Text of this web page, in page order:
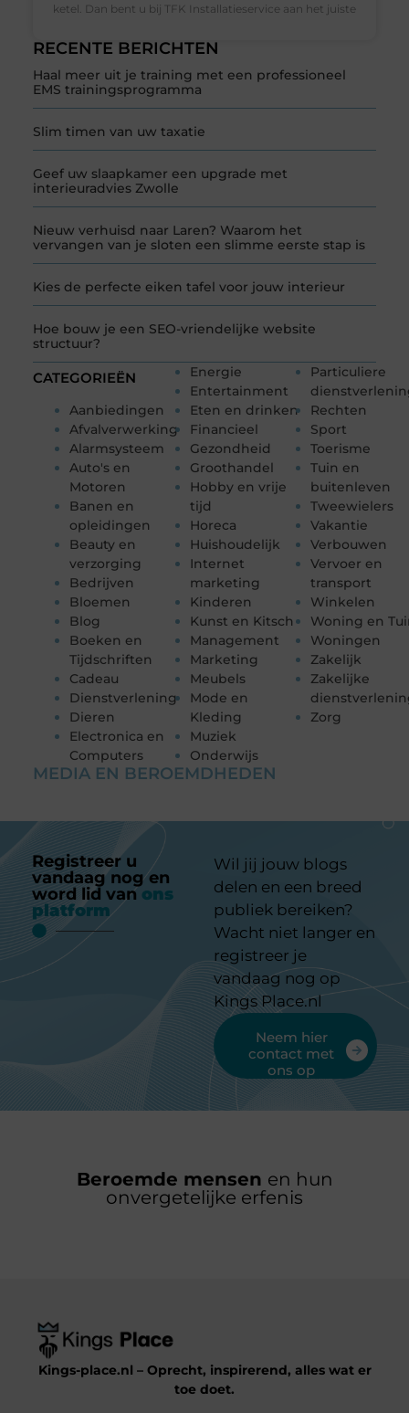
RECENTE BERICHTEN
Haal meer uit je training met een professioneel
EMS trainingsprogramma
Slim timen van uw taxatie
Geef uw slaapkamer een upgrade met
interieuradvies Zwolle
Nieuw verhuisd naar Laren? Waarom het
vervangen van je sloten een slimme eerste stap is
Kies de perfecte eiken tafel voor jouw interieur
Hoe bouw je een SEO-vriendelijke website
structuur?
CATEGORIEËN
Aanbiedingen
Afvalverwerking
Alarmsysteem
Auto's en
Motoren
Banen en
opleidingen
Beauty en
verzorging
Bedrijven
Bloemen
Blog
Boeken en
Tijdschriften
Cadeau
Dienstverlening
Dieren
Electronica en
Computers
Energie
Entertainment
Eten en drinken
Financieel
Gezondheid
Groothandel
Hobby en vrije
tijd
Horeca
Huishoudelijk
Internet
marketing
Kinderen
Kunst en Kitsch
Management
Marketing
Meubels
Mode en
Kleding
Muziek
Onderwijs
Particuliere
Rechten
Sport
Toerisme
Tuin en
buitenleven
Tweewielers
Vakantie
Verbouwen
Vervoer en
transport
Winkelen
Woning en
Woningen
Zakelijk
Zakelijke
Zorg
MEDIA EN BEROEMDHEDEN
ketel. Dan bent u bij TFK Installatieservice aan het juiste
Registreer u
vandaag nog en
word lid van ons
platform
Wil jij jouw blogs
delen en een breed
publiek bereiken?
Wacht niet langer en
registreer je
vandaag nog op
Kings Place.nl
Neem hier
contact met
ons op
Beroemde mensen en hun
onvergetelijke erfenis
Kings-place.nl – Oprecht, inspirerend, alles wat er
toe doet.